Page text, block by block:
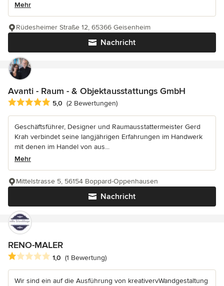
Mehr
Nachricht
Rüdesheimer Straße 12, 65366 Geisenheim
Avanti - Raum - & Objektausstattungs GmbH
Durchschnittliche Bewertung: 5 von 5 Sternen
5,0 (2 Bewertungen)
Geschäftsführer, Designer und Raumausstattermeister Gerd
Krah verbindet seine langjährigen Erfahrungen im Handwerk
mit denen im Handel von aus...
Mehr
Nachricht
Mittelstrasse 5, 56154 Boppard-Oppenhausen
RENO-MALER
Durchschnittliche Bewertung: 1 von 5 Sternen
1,0 (1 Bewertung)
Wir sind ein auf die Ausführung von kreativervWandgestaltung